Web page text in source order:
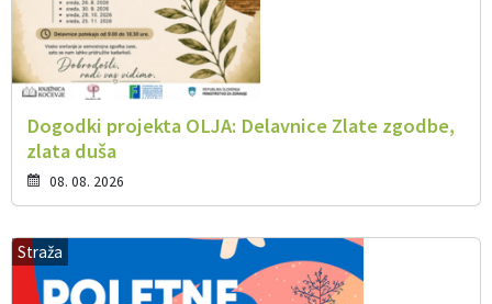
Dogodki projekta OLJA: Delavnice Zlate zgodbe,
zlata duša
08. 08. 2026
Straža